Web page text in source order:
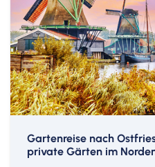
Gartenreise nach
private Gärten im